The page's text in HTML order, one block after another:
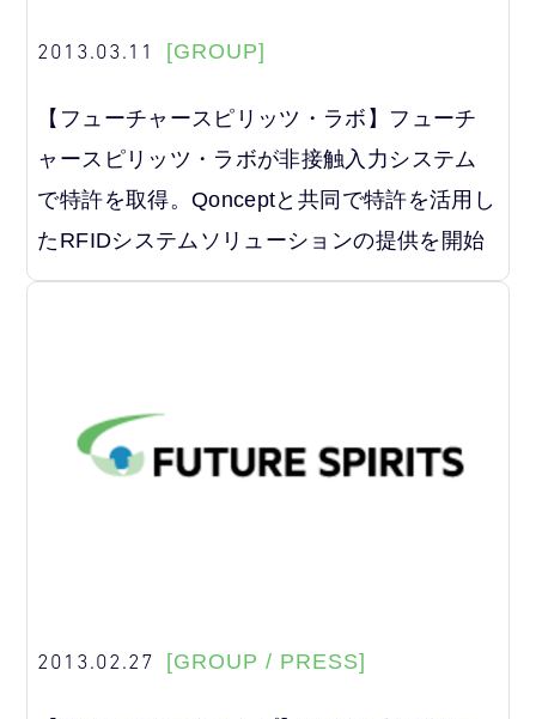
2013.03.11 [GROUP]
【フューチャースピリッツ・ラボ】フューチ
ャースピリッツ・ラボが非接触入力システム
で特許を取得。Qonceptと共同で特許を活用し
たRFIDシステムソリューションの提供を開始
2013.02.27 [GROUP / PRESS]